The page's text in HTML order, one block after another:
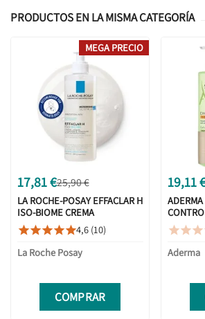
PRODUCTOS EN LA MISMA CATEGORÍA
17,81 €25,90 €
LA ROCHE-POSAY EFFACLAR H
ISO-BIOME CREMA
LIMPIADORA 390ML
4,6 (10)
La Roche Posay
COMPRAR
MEGA PRECIO
19,11
500ML +
DUPLO

Aderma